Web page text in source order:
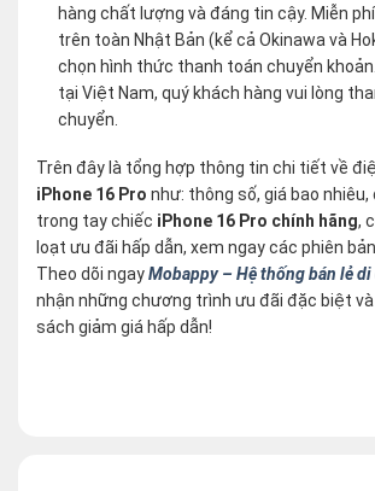
hàng chất lượng và đáng tin cậy. Miễn
trên toàn Nhật Bản (kể cả Okinawa và
chọn hình thức thanh toán chuyển
tại Việt Nam, quý khách hàng vui lòng
chuyển.
Trên đây là tổng hợp thông tin chi tiết về
iPhone 16 Pro như: thông số, giá bao
trong tay chiếc iPhone 16 Pro chính hãng,
loạt ưu đãi hấp dẫn, xem ngay các phiên
Theo dõi ngayMobappy – Hệ thống bán lẻ
nhận những chương trình ưu đãi đặc biệt
sách giảm giá hấp dẫn!